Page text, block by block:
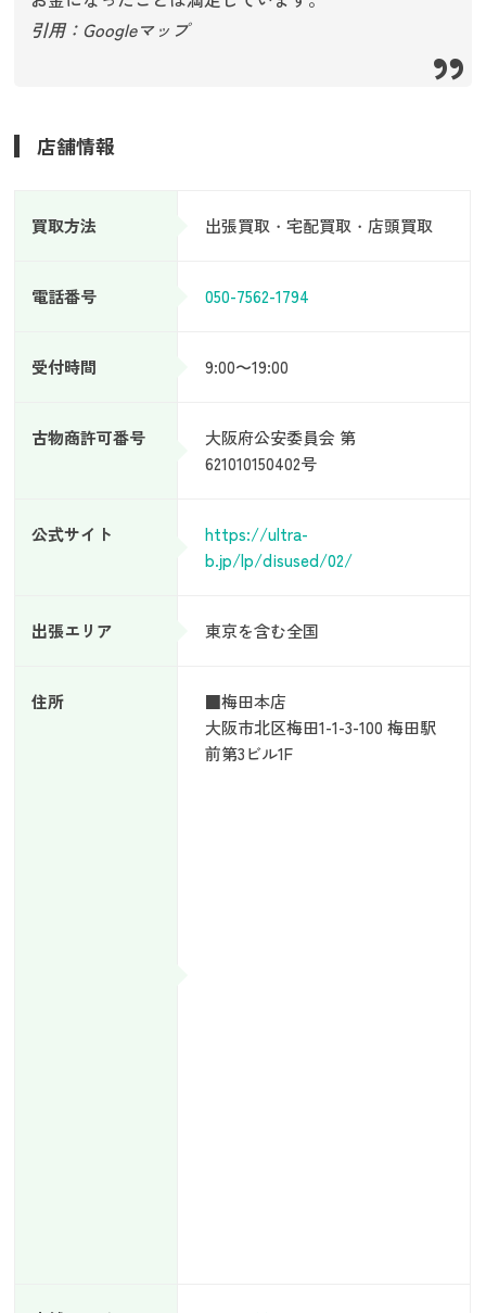
引用：Googleマップ
店舗情報
買取方法 出張買取・宅配買取・店頭買取
電話番号 050-7562-1794
受付時間 9:00〜19:00
古物商許可番号
大阪府公安委員会 第
621010150402号
公式サイト
https://ultra-
b.jp/lp/disused/02/
出張エリア 東京を含む全国
住所
■梅田本店
大阪市北区梅田1-1-3-100 梅田駅
前第3ビル1F